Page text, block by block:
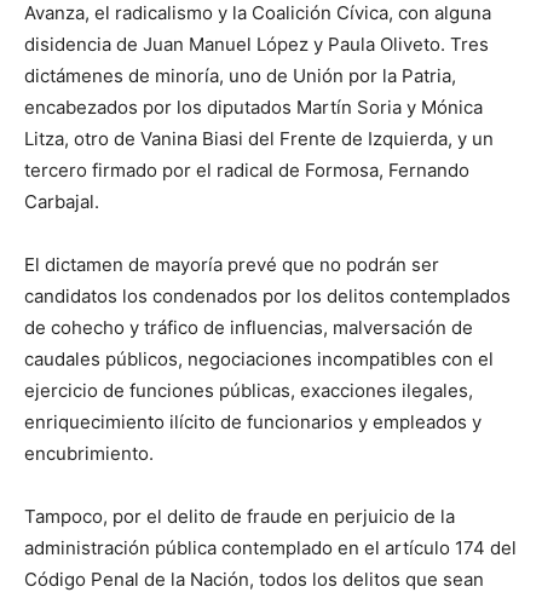
Avanza, el radicalismo y la Coalición Cívica, con alguna
disidencia de Juan Manuel López y Paula Oliveto. Tres
dictámenes de minoría, uno de Unión por la Patria,
encabezados por los diputados Martín Soria y Mónica
Litza, otro de Vanina Biasi del Frente de Izquierda, y un
tercero firmado por el radical de Formosa, Fernando
Carbajal.
El dictamen de mayoría prevé que no podrán ser
candidatos los condenados por los delitos contemplados
de cohecho y tráfico de influencias, malversación de
caudales públicos, negociaciones incompatibles con el
ejercicio de funciones públicas, exacciones ilegales,
enriquecimiento ilícito de funcionarios y empleados y
encubrimiento.
Tampoco, por el delito de fraude en perjuicio de la
administración pública contemplado en el artículo 174 del
Código Penal de la Nación, todos los delitos que sean